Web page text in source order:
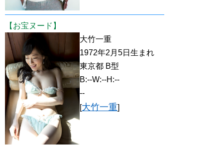
【お宝ヌード】
大竹一重
1972年2月5日生まれ
東京都 B型
B:--W:--H:--
--
[大竹一重]